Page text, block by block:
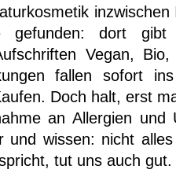
gefunden: dort
Vegan,
fallen sofort
Doch halt, erst
an Allergien und
und wissen: nicht
tut uns auch gut.